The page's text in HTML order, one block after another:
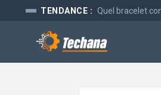
TENDANCE : Quel bracelet